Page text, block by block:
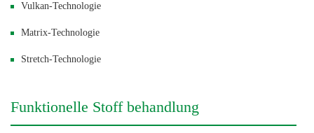
Vulkan-Technologie
Matrix-Technologie
Stretch-Technologie
Funktionelle Stoff behandlung